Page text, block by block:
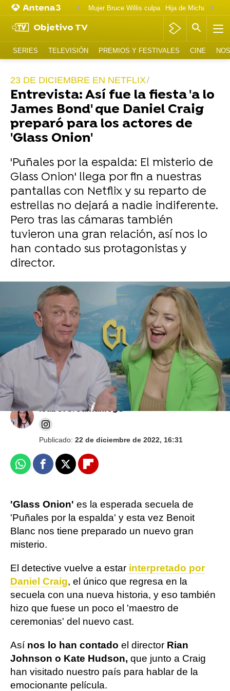
Mujer Bruce Willis culpa
Objetivo TV
SERIES TELEVISIÓN PREMIOS Y FESTIVALES CINE
23 DE DICIEMBRE EN NETFLIX
Entrevista: Así fue la fiesta 'a lo
James Bond' que Daniel Craig
preparó para los actores de
'Glass Onion'
'Puñales por la espalda: El misterio de
Glass Onion' llega por fin a nuestras
pantallas con Netflix y su reparto de
estrellas no dejará a nadie indiferente.
Pero tras las cámaras también
tuvieron una gran relación, así nos lo
han contado sus protagonistas y
director.
Avance en exclusiva de 'Puñales por la
espalda: El misterio de Glass Onion': La
invitación para resolver un asesinato que lo
empezará todo
Isabel S. Samaniego
Publicado: 22 de diciembre de 2022, 16:31
WhatsappFacebook
X Flipboard
'Glass Onion' es la esperada secuela de
'Puñales por la espalda' y esta vez Benoit
Blanc nos tiene preparado un nuevo gran
misterio.
El detective vuelve a estar interpretado por
Daniel Craig, el único que regresa en la
secuela con una nueva historia, y eso también
hizo que fuese un poco el 'maestro de
ceremonias' del nuevo cast.
Así nos lo han contado el director Rian
Johnson o Kate Hudson, que junto a Craig
han visitado nuestro país para hablar de la
emocionante película.